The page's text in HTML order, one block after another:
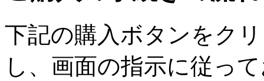
下記の購入ボタンをク
し、画面の指示に従っ